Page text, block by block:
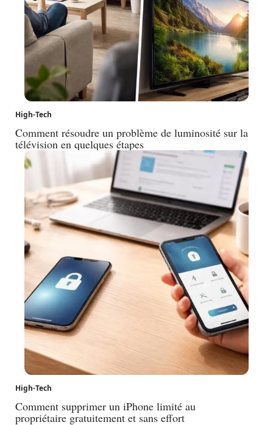
High-Tech
Comment résoudre un problème de luminosité sur la
télévision en quelques étapes
High-Tech
Comment supprimer un iPhone limité au
propriétaire gratuitement et sans effort